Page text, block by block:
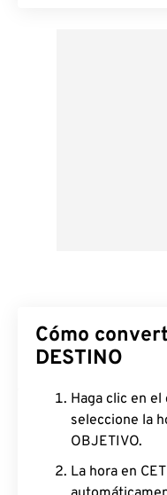
Cómo
DESTINO
Haga clic en el
seleccione la
OBJETIVO.
La hora en